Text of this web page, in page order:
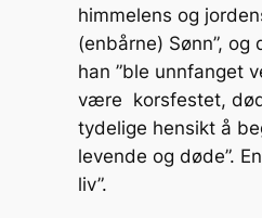
himmelens og
(enbårne) Sønn”,
han ”ble unnfanget
være korsfestet, død
tydelige hensikt å
levende og døde”.
liv”.